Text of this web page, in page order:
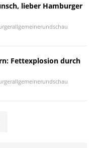
lieber Hamburger
Fettexplosion durch